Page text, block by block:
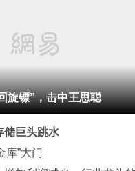
旋镖”，击中王思聪
储巨头跳水
库”大门